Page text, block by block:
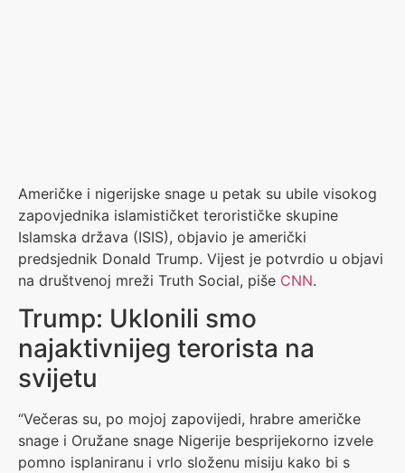
Američke i nigerijske snage u petak su ubile visokog
zapovjednika islamističket terorističke skupine
Islamska država (ISIS), objavio je američki
predsjednik Donald Trump. Vijest je potvrdio u objavi
na društvenoj mreži Truth Social, piše CNN.
Trump: Uklonili smo
najaktivnijeg terorista na
svijetu
“Večeras su, po mojoj zapovijedi, hrabre američke
snage i Oružane snage Nigerije besprijekorno izvele
pomno isplaniranu i vrlo složenu misiju kako bi s